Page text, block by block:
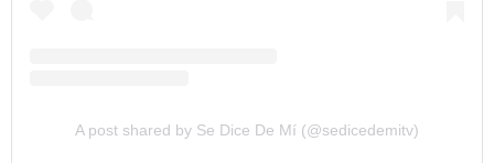
A post shared by Se Dice De Mí (@sedicedemitv)